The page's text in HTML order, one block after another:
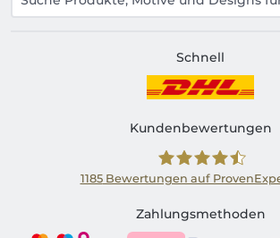
Schnell
Kundenbewertungen
Shirtinator AT
1185Bewertungen auf
Zahlungsmethoden